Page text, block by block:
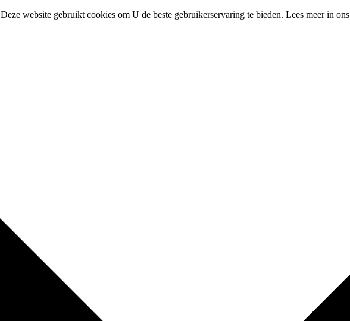
Deze website gebruikt cookies om U de beste gebruikerservaring te bieden. Lees meer in ons